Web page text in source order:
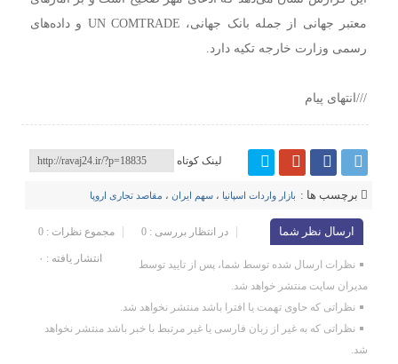
معتبر جهانی از جمله بانک جهانی، UN COMTRADE و داده‌های
رسمی وزارت خارجه تکیه دارد.
///انتهای پیام
لینک کوتاه
برچسب ها : بازار واردات اسپانیا ،سهم ایران ، مقاصد تجاری اروپا
ارسال نظر شما مجموع نظرات : 0 در انتظار بررسی : 0
انتشار یافته : ۰
نظرات ارسال شده توسط شما، پس از تایید توسط
مدیران سایت منتشر خواهد شد.
نظراتی که حاوی تهمت یا افترا باشد منتشر نخواهد شد.
نظراتی که به غیر از زبان فارسی یا غیر مرتبط با خبر باشد منتشر نخواهد
شد.